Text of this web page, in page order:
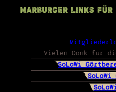
Marburger Links für
Vielen Dank für
SoLaWi